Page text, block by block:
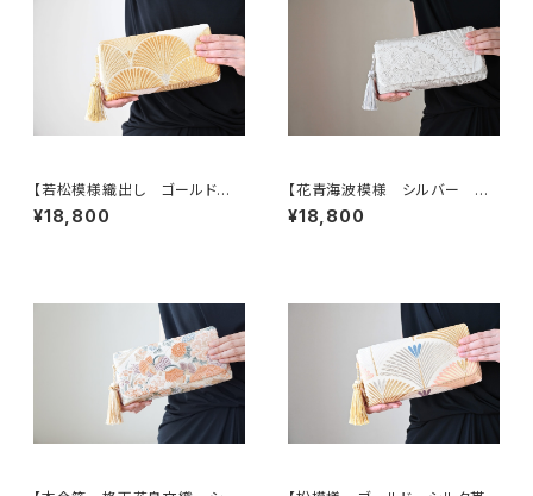
【若松模様織出し ゴールド
シルク帯リメイク 2Wayクラッチ
＆ハンドバッグ】結婚式、パーティ
¥18,800
【花青海波模様 シルバー シ
ルク帯リメイク 2Wayクラッチ＆
ハンドバッグ】結婚式、パーティ
¥18,800